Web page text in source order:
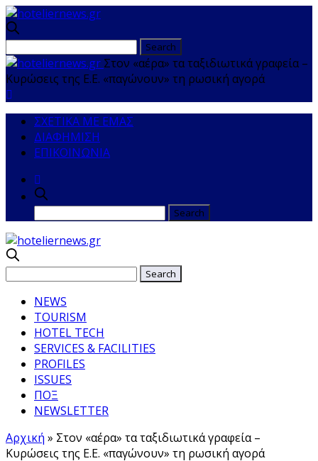
Στον «αέρα» τα ταξιδιωτικά γραφεία –
Κυρώσεις της Ε.Ε. «παγώνουν» τη ρωσική αγορά
ΣΧΕΤΙΚΑ ΜΕ ΕΜΑΣ
ΔΙΑΦΗΜΙΣΗ
ΕΠΙΚΟΙΝΩΝΙΑ
NEWS
TOURISM
HOTEL TECH
SERVICES & FACILITIES
PROFILES
ISSUES
ΠΟΞ
NEWSLETTER
Αρχική » Στον «αέρα» τα ταξιδιωτικά γραφεία –
Κυρώσεις της Ε.Ε. «παγώνουν» τη ρωσική αγορά